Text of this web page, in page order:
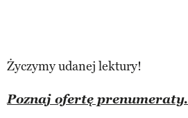
Życzymy udanej lektury!
Poznaj ofertę prenumeraty.